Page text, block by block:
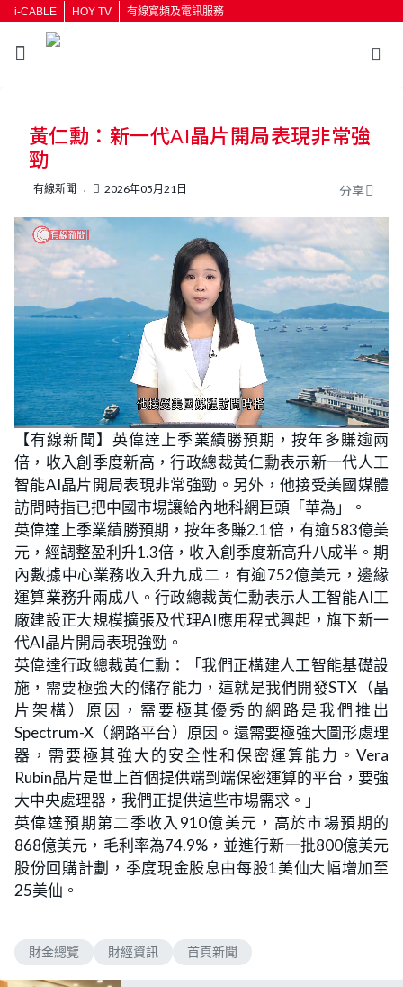
i-CABLE HOY TV 有線寬頻及電訊服務
按輸入鍵開始搜尋
黃仁勳：新一代AI晶片開局表現非常強
勁
有線新聞 2026年05月21日 分享
U
n
m
u
t
e
L
o
a
d
e
d
:
2
8
.
9
5
%
【有線新聞】英偉達上季業績勝預期，按年多賺逾兩
倍，收入創季度新高，行政總裁黃仁勳表示新一代人工
智能AI晶片開局表現非常強勁。另外，他接受美國媒體
訪問時指已把中國市場讓給內地科網巨頭「華為」。
英偉達上季業績勝預期，按年多賺2.1倍，有逾583億美
元，經調整盈利升1.3倍，收入創季度新高升八成半。期
內數據中心業務收入升九成二，有逾752億美元，邊緣
運算業務升兩成八。行政總裁黃仁勳表示人工智能AI工
廠建設正大規模擴張及代理AI應用程式興起，旗下新一
代AI晶片開局表現強勁。
英偉達行政總裁黃仁勳：「我們正構建人工智能基礎設
施，需要極強大的儲存能力，這就是我們開發STX（晶
片架構）原因，需要極其優秀的網路是我們推出
Spectrum-X（網路平台）原因。還需要極強大圖形處理
器，需要極其強大的安全性和保密運算能力。Vera
Rubin晶片是世上首個提供端到端保密運算的平台，要強
大中央處理器，我們正提供這些市場需求。」
英偉達預期第二季收入910億美元，高於市場預期的
868億美元，毛利率為74.9%，並進行新一批800億美元
股份回購計劃，季度現金股息由每股1美仙大幅增加至
25美仙。
財金總覽 財經資訊 首頁新聞